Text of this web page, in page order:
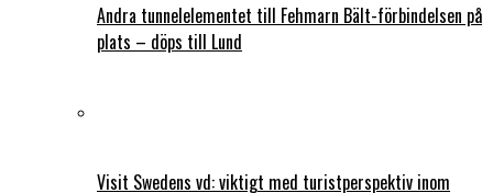
Andra tunnelelementet till Fehmarn Bält-förbindelsen på
plats – döps till Lund
Visit Swedens vd: viktigt med turistperspektiv inom